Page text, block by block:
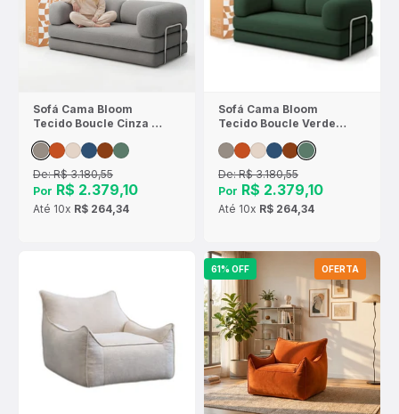
Sofá Cama Bloom
Tecido Boucle Cinza -
Sofá na Caixa
De:R$ 3.180,55
Por R$ 2.379,10
Até 10x R$ 264,34
Sofá Cama Bloom
Tecido Boucle Verde
Musgo - Sofá na Caixa
De:R$ 3.180,55
Por R$ 2.379,10
Até 10x R$ 264,34
61% OFF OFERTA